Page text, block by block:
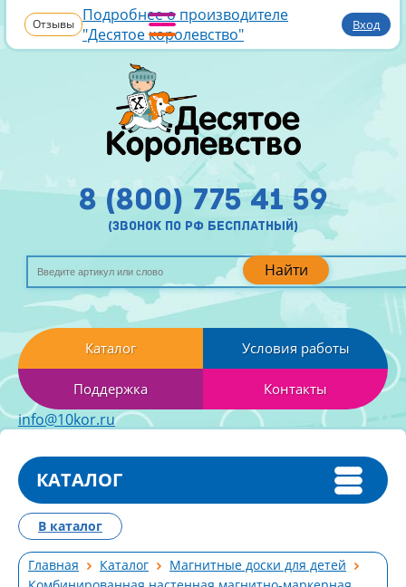
Отзывы Подробнее о производителе
"Десятое королевство"
Вход
Найти
8 (800) 775 41 59
(звонок по рф бесплатный)
Каталог Условия работы
Поддержка Контакты
info@10kor.ru
КАТАЛОГ
Главная Каталог
Магнитные доски для детей
В каталог